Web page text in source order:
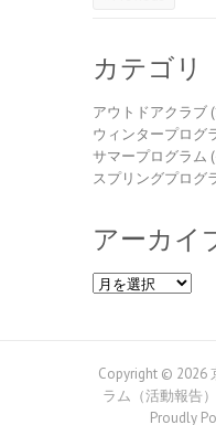
カテゴリ
アウトドアクラブ
ウィンタープログ
サマープログラム
スプリングプログ
アーカイ
ア
ブ
Copyright © 2026
ラム（活動報告
Proudly